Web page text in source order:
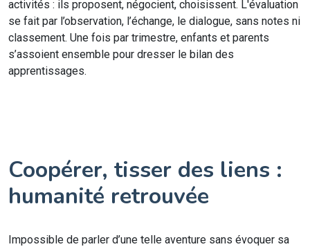
activités : ils proposent, négocient, choisissent. L'évaluation
se fait par l’observation, l’échange, le dialogue, sans notes ni
classement. Une fois par trimestre, enfants et parents
s’assoient ensemble pour dresser le bilan des
apprentissages.
Coopérer, tisser des liens :
humanité retrouvée
Impossible de parler d’une telle aventure sans évoquer sa